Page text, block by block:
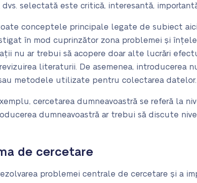
dvs. selectată este critică, interesantă,
conceptele principale legate de subiect
în mod cuprinzător zona problemei și
nu ar trebui să acopere doar alte lucrări
literaturii. De asemenea, introducerea
metodele utilizate pentru colectarea datelor.
cercetarea dumneavoastră se referă la
dumneavoastră ar trebui să discute
de cercetare
problemei centrale de cercetare și a